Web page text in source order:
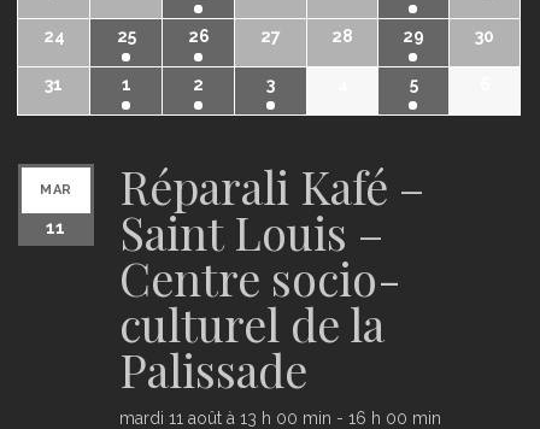
24 25 26 27 28 29 30
31 1 2 3 5
MAR
11
Réparali Kafé –
Saint Louis –
Centre socio-
culturel de la
Palissade
mardi 11 août à 13 h 00 min - 16 h 00 min